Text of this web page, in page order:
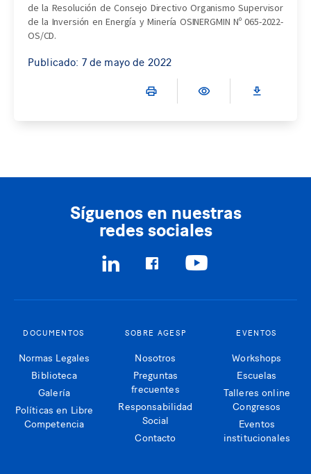
de la Resolución de Consejo Directivo Organismo Supervisor
de la Inversión en Energía y Minería OSINERGMIN Nº 065-2022-
OS/CD.
Publicado: 7 de mayo de 2022
Síguenos en nuestras
redes sociales
DOCUMENTOS
Normas Legales
Biblioteca
Galería
Políticas en Libre
Competencia
SOBRE AGESP
Nosotros
Preguntas
frecuentes
Responsabilidad
Social
Contacto
EVENTOS
Workshops
Escuelas
Talleres online
Congresos
Eventos
institucionales